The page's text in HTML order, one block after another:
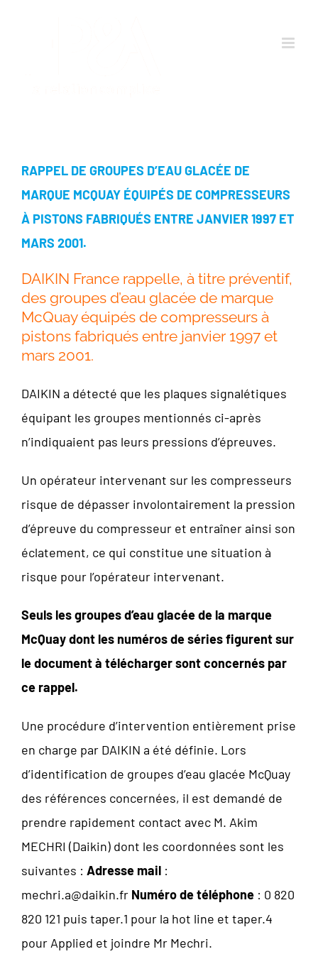
RAPPEL DE GROUPES D’EAU GLACÉE DE
MARQUE MCQUAY ÉQUIPÉS DE COMPRESSEURS
À PISTONS FABRIQUÉS ENTRE JANVIER 1997 ET
MARS 2001.
DAIKIN France rappelle, à titre préventif,
des groupes d’eau glacée de marque
McQuay équipés de compresseurs à
pistons fabriqués entre janvier 1997 et
mars 2001.
DAIKIN a détecté que les plaques signalétiques
équipant les groupes mentionnés ci-après
n’indiquaient pas leurs pressions d’épreuves.
Un opérateur intervenant sur les compresseurs
risque de dépasser involontairement la pression
d’épreuve du compresseur et entraîner ainsi son
éclatement, ce qui constitue une situation à
risque pour l’opérateur intervenant.
Seuls les groupes d’eau glacée de la marque
McQuay dont les numéros de séries figurent sur
le document à télécharger sont concernés par
ce rappel.
Une procédure d’intervention entièrement prise
en charge par DAIKIN a été définie. Lors
d’identification de groupes d’eau glacée McQuay
des références concernées, il est demandé de
prendre rapidement contact avec M. Akim
MECHRI (Daikin) dont les coordonnées sont les
suivantes : Adresse mail :
mechri.a@daikin.fr Numéro de téléphone : 0 820
820 121 puis taper.1 pour la hot line et taper.4
pour Applied et joindre Mr Mechri.